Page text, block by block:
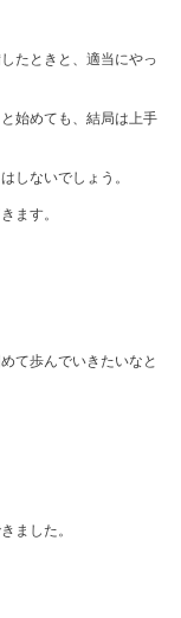
たときと、適当にやっ
始めても、結局は上手
しないでしょう。
ます。
て歩んでいきたいなと
ました。